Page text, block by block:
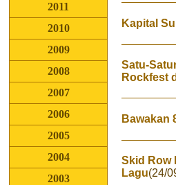
2011
2010
2009
2008
2007
2006
2005
2004
2003
Kapital
Satu-
Rockfest
Bawakan
Skid Row
Lagu(24/